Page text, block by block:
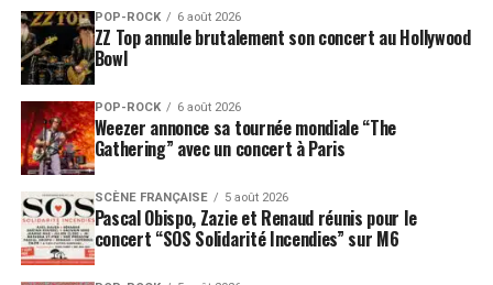
POP-ROCK 6 août 2026
ZZ Top annule brutalement son concert au Hollywood
Bowl
POP-ROCK 6 août 2026
Weezer annonce sa tournée mondiale “The
Gathering” avec un concert à Paris
SCÈNE FRANÇAISE 5 août 2026
Pascal Obispo, Zazie et Renaud réunis pour le
concert “SOS Solidarité Incendies” sur M6